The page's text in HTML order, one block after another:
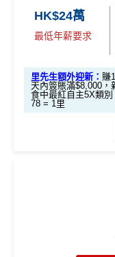
卡基本迎新
「現金套現」 分
K$20,000，12個
月或以上還款期）
*持卡人需於發卡後
#每1里賞金 ≈
es.hk/mmcredit
全
基本迎新賺$300
啟動新卡後再成
金額達港幣
：於
內曾取消任何滙豐
HK$24萬
最低年薪要求
里先生額外迎新： 賺
天內簽賬滿$8,000，
食中最紅自主5X類
78 = 1里
*以上為最高之回贈
HSBC Visa
滙豐 Visa